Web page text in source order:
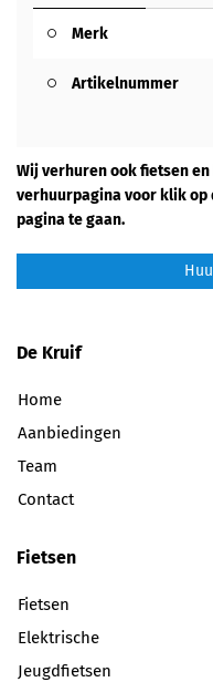
Merk
Artikelnummer
Wij verhuren ook fietsen
verhuurpagina voor klik op
pagina te gaan.
De Kruif
Home
Aanbiedingen
Team
Contact
Fietsen
Fietsen
Elektrische
Jeugdfietsen